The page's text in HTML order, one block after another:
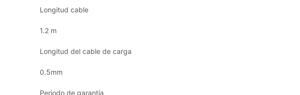
Longitud cable
1.2 m
Longitud del cable de carga
0.5mm
Periodo de garantía